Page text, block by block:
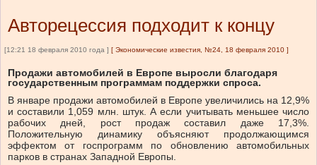
Авторецессия подходит к концу
[12:21 18 февраля 2010 года ] [ Экономические известия, №24, 18 февраля 2010 ]
Продажи автомобилей в Европе выросли благодаря
государственным программам поддержки спроса.
В январе продажи автомобилей в Европе увеличились на 12,9%
и составили 1,059 млн. штук. А если учитывать меньшее число
рабочих дней, рост продаж составил даже 17,3%.
Положительную динамику объясняют продолжающимся
эффектом от госпрограмм по обновлению автомобильных
парков в странах Западной Европы.